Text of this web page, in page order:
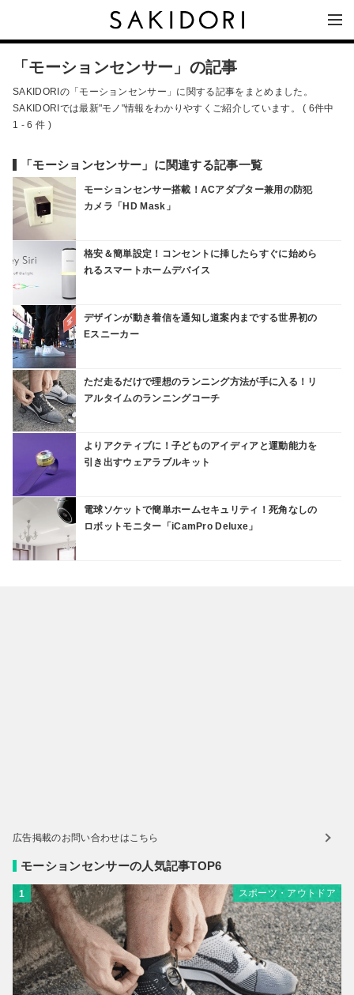
「モーションセンサー」の記事
SAKIDORIの「モーションセンサー」に関する記事をまとめました。
SAKIDORIでは最新"モノ"情報をわかりやすくご紹介しています。 ( 6件中
1 - 6 件 )
「モーションセンサー」に関連する記事一覧
モーションセンサー搭載！ACアダプター兼用の防犯
カメラ「HD Mask」
格安＆簡単設定！コンセントに挿したらすぐに始めら
れるスマートホームデバイス
デザインが動き着信を通知し道案内までする世界初の
Eスニーカー
ただ走るだけで理想のランニング方法が手に入る！リ
アルタイムのランニングコーチ
よりアクティブに！子どものアイディアと運動能力を
引き出すウェアラブルキット
電球ソケットで簡単ホームセキュリティ！死角なしの
ロボットモニター「iCamPro Deluxe」
広告掲載のお問い合わせはこちら
モーションセンサーの人気記事TOP6
1 スポーツ・アウトドア